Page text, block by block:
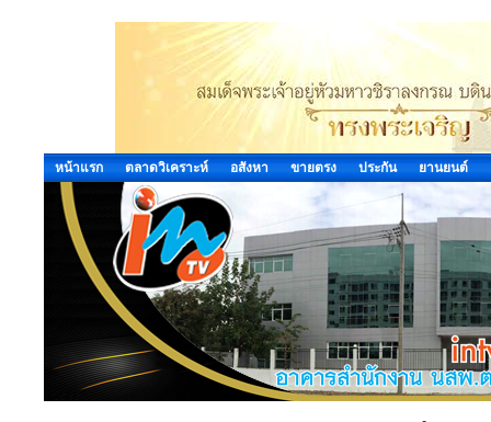
หน้าแรก ตลาดวิเคราะห์ อสังหา ขายตรง ประกัน ยานยนต์